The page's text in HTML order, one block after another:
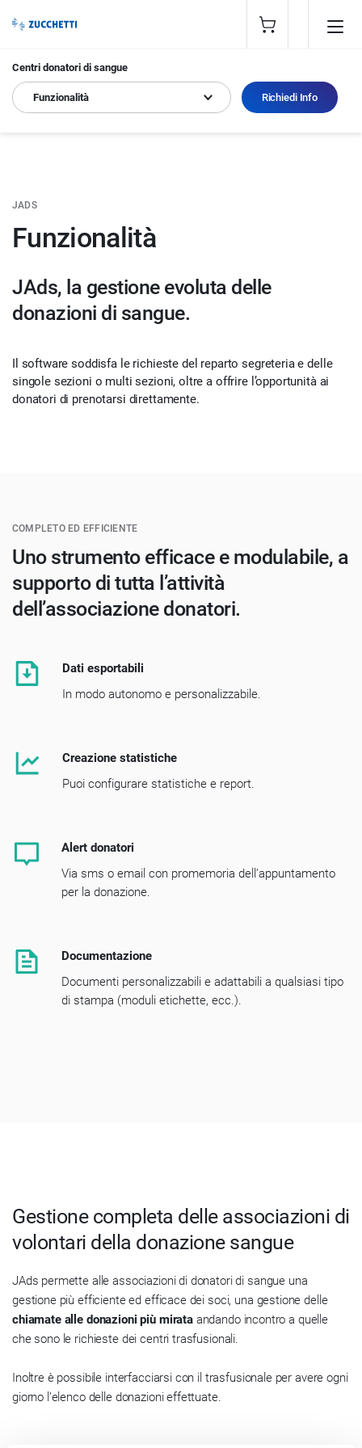
Centri donatori di sangue
Funzionalità Richiedi Info
JADS
Funzionalità
JAds, la gestione evoluta delle
donazioni di sangue.
Il software soddisfa le richieste del reparto segreteria e delle
singole sezioni o multi sezioni, oltre a offrire l’opportunità ai
donatori di prenotarsi direttamente.
COMPLETO ED EFFICIENTE
Uno strumento efficace e modulabile, a
supporto di tutta l’attività
dell’associazione donatori.
Dati esportabili
In modo autonomo e personalizzabile.
Creazione statistiche
Puoi configurare statistiche e report.
Alert donatori
Via sms o email con promemoria dell’appuntamento
per la donazione.
Documentazione
Documenti personalizzabili e adattabili a qualsiasi tipo
di stampa (moduli etichette, ecc.).
Gestione completa delle associazioni di
volontari della donazione sangue
JAds permette alle associazioni di donatori di sangue una
gestione più efficiente ed efficace dei soci, una gestione delle
chiamate alle donazioni più mirata andando incontro a quelle
che sono le richieste dei centri trasfusionali.
Inoltre è possibile interfacciarsi con il trasfusionale per avere ogni
giorno l’elenco delle donazioni effettuate.